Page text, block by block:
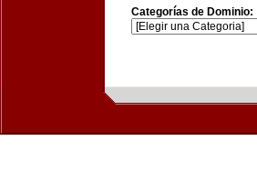
Categorías de Dominio: